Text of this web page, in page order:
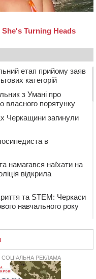
етап прийому заяв
категорій
з Умані про
власного порятунку
Черкащини загинули
в
намагався наїхати на
відкрила
та STEM: Черкаси
навчального року
української
освіти
збитки
СОЦІАЛЬНА РЕКЛАМА